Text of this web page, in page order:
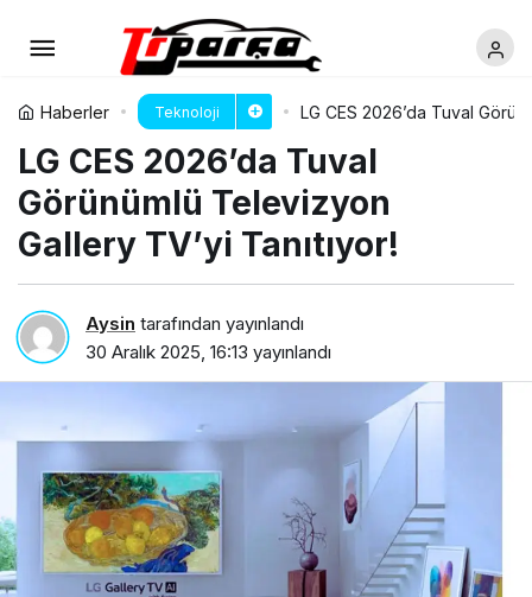
Haberler Teknoloji LG CES 2026’da Tuval
LG CES 2026’da Tuval
Görünümlü Televizyon
Gallery TV’yi Tanıtıyor!
Aysin tarafından yayınlandı
30 Aralık 2025, 16:13 yayınlandı